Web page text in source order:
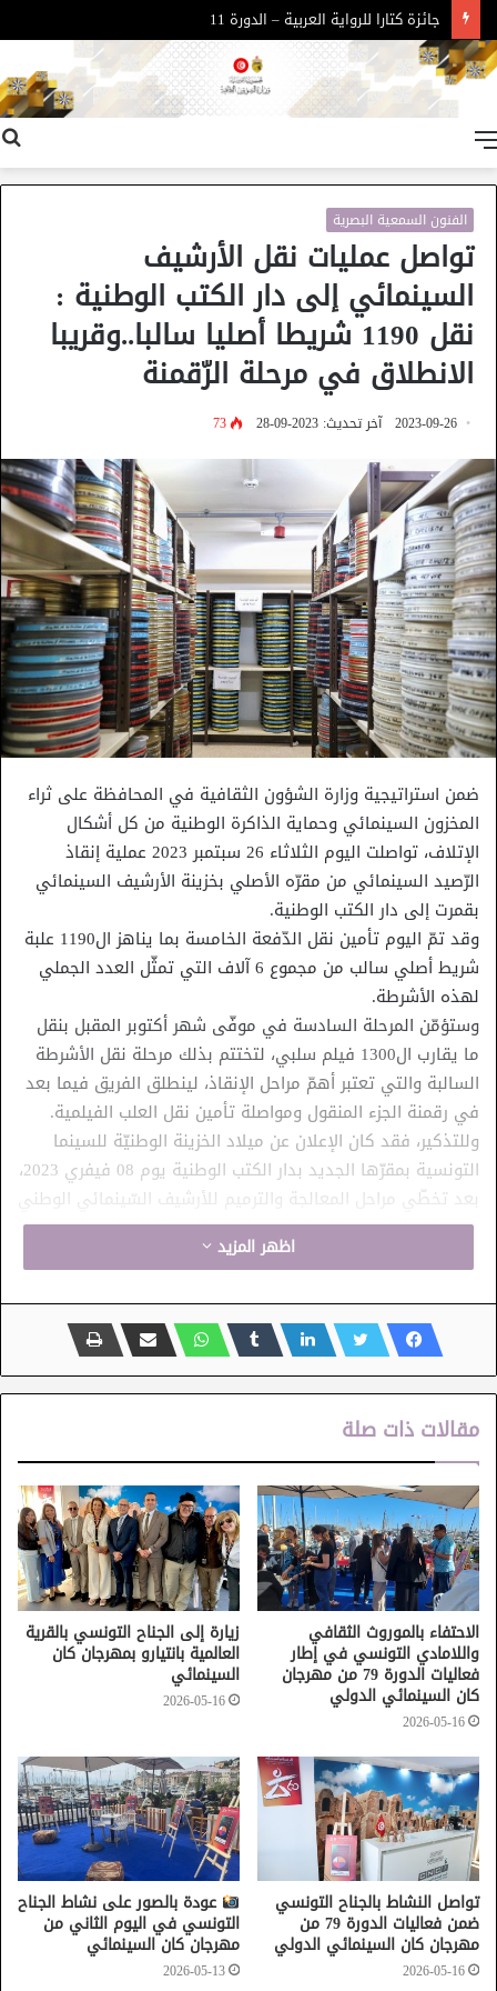
جائزة كتارا للرواية العربية – الدورة 11
الفنون السمعية البصرية
تواصل عمليات نقل الأرشيف
السينمائي إلى دار الكتب الوطنية :
نقل 1190 شريطا أصليا سالبا..وقريبا
الانطلاق في مرحلة الرّقمنة
2023-09-26 آخر تحديث: 2023-09-28 73
ضمن استراتيجية وزارة الشؤون الثقافية في المحافظة على ثراء
المخزون السينمائي وحماية الذاكرة الوطنية من كل أشكال
الإتلاف، تواصلت اليوم الثلاثاء 26 سبتمبر 2023 عملية إنقاذ
الرّصيد السينمائي من مقرّه الأصلي بخزينة الأرشيف السينمائي
بقمرت إلى دار الكتب الوطنية.
وقد تمّ اليوم تأمين نقل الدّفعة الخامسة بما يناهز ال1190 علبة
شريط أصلي سالب من مجموع 6 آلاف التي تمثّل العدد الجملي
لهذه الأشرطة.
وستؤمّن المرحلة السادسة في موفّى شهر أكتوبر المقبل بنقل
ما يقارب ال1300 فيلم سلبي، لتختتم بذلك مرحلة نقل الأشرطة
السالبة والتي تعتبر أهمّ مراحل الإنقاذ، لينطلق الفريق فيما بعد
في رقمنة الجزء المنقول ومواصلة تأمين نقل العلب الفيلمية.
وللتذكير، فقد كان الإعلان عن ميلاد الخزينة الوطنيّة للسينما
التونسية بمقرّها الجديد بدار الكتب الوطنية يوم 08 فيفري 2023،
بعد تخطّي مراحل المعالجة والترميم للأرشيف السّينمائي الوطني
في مقرّه القديم بضاحية قمرت ليتمّ نقل هذا المخزون المهمّ
إلى فضاءات مهيّأة ومستجيبة لشروط الحفظ العلمية الملائمة.
خزينة الأرشيف السينمائي
دار الكتب الوطنية
قمرت
اظهر المزيد
مقالات ذات صلة
الاحتفاء بالموروث الثقافي
واللامادي التونسي في إطار
فعاليات الدورة 79 من مهرجان
كان السينمائي الدولي
2026-05-16
زيارة إلى الجناح التونسي بالقرية
العالمية بانتيارو بمهرجان كان
السينمائي
2026-05-16
تواصل النشاط بالجناح التونسي
ضمن فعاليات الدورة 79 من
مهرجان كان السينمائي الدولي
2026-05-16
عودة بالصور على نشاط الجناح
التونسي في اليوم الثاني من
مهرجان كان السينمائي
2026-05-13